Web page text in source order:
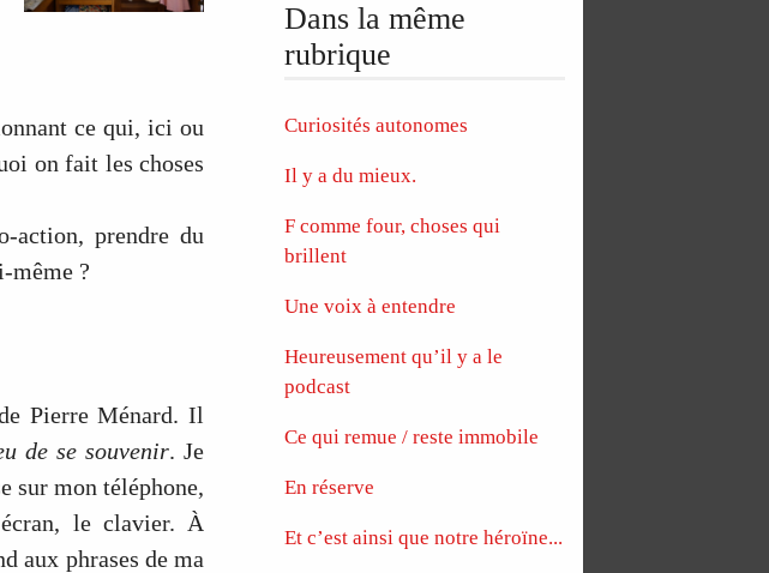
ce qui, ici ou
on fait les choses
action, prendre du
même ?
Pierre Ménard. Il
de se souvenir. Je
sur mon téléphone,
le clavier. À
aux phrases de ma
Dans la même
rubrique
Curiosités autonomes
Il y a du mieux.
F comme four, choses qui
brillent
Une voix à entendre
Heureusement qu’il y a le
podcast
Ce qui remue / reste immobile
En réserve
Et c’est ainsi que notre héroïne...